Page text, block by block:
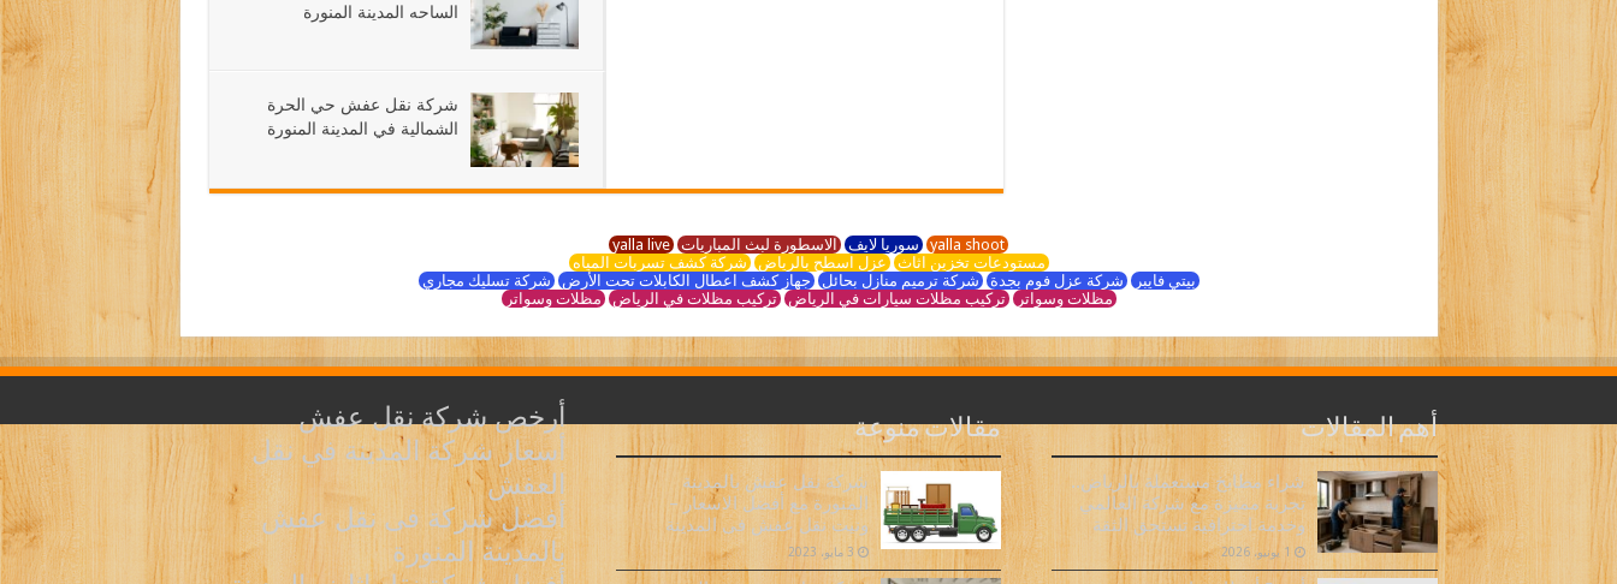
الساحه المدينة المنورة
شركة نقل عفش حي الحرة
الشمالية في المدينة المنورة
yalla shoot سوريا لايف الاسطورة لبث المباريات yalla live
مستودعات تخزين اثاث عزل اسطح بالرياض شركة كشف تسربات المياه
بيتي فايبر شركة عزل فوم بجدة شركة ترميم منازل بحائل جهاز كشف اعطال الكابلات تحت الأرض شركة تسليك مجاري
مظلات وسواتر تركيب مظلات سيارات في الرياض تركيب مظلات في الرياض مظلات وسواتر
أهم المقالات
شراء مطابخ مستعملة بالرياض..
تجربة مميزة مع شركة العالمي
وخدمة احترافية تستحق الثقة
1 يونيو، 2026
مقالات منوعة
شركة نقل عفش بالمدينة
المنورة مع أفضل الاسعار –
ونيت نقل عفش فى المدينة
3 مايو، 2023
أرخص شركة نقل عفش
أسعار شركة المدينة في نقل
العفش
أفضل شركة فى نقل عفش
بالمدينة المنورة